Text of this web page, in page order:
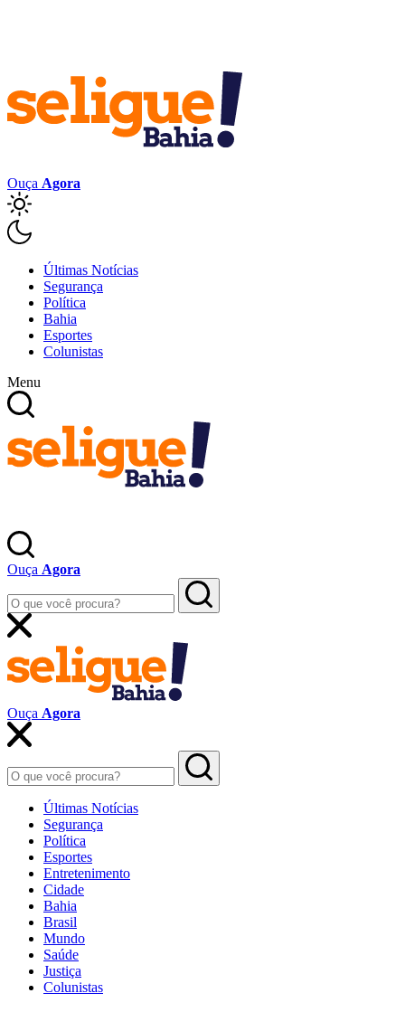
Ouça Agora
Últimas Notícias
Segurança
Política
Bahia
Esportes
Colunistas
Menu
Ouça Agora
Ouça Agora
Últimas Notícias
Segurança
Política
Esportes
Entretenimento
Cidade
Bahia
Brasil
Mundo
Saúde
Justiça
Colunistas